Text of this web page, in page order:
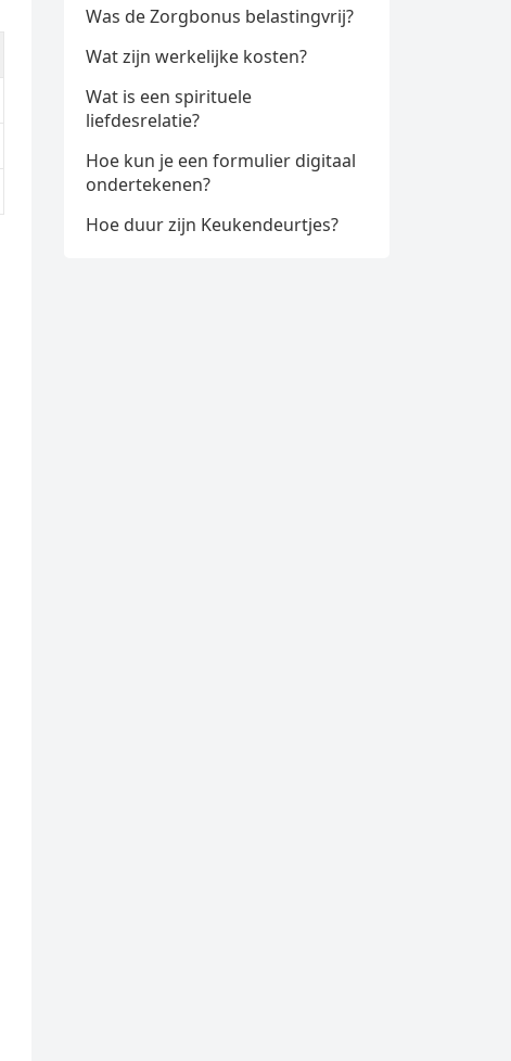
Was de Zorgbonus belastingvrij?
Wat zijn werkelijke kosten?
Wat is een spirituele
liefdesrelatie?
Hoe kun je een formulier digitaal
ondertekenen?
Hoe duur zijn Keukendeurtjes?